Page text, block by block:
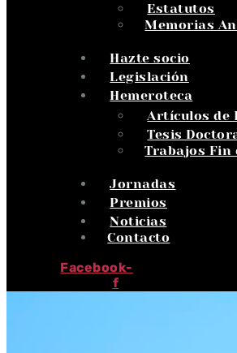
Estatutos
Memorias
Hazte socio
Legislación
Hemeroteca
Artículos de
Tesis
Trabajos Fin
Jornadas
Premios
Noticias
Contacto
Facebook-
f